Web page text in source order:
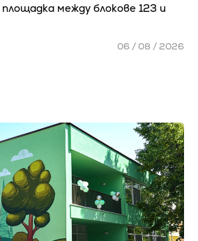
между блокове 123 и
06 / 08 / 2026